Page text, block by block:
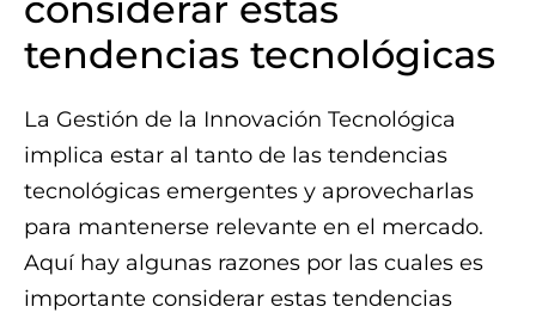
considerar estas
tendencias tecnológicas
La Gestión de la Innovación Tecnológica
implica estar al tanto de las tendencias
tecnológicas emergentes y aprovecharlas
para mantenerse relevante en el mercado.
Aquí hay algunas razones por las cuales es
importante considerar estas tendencias